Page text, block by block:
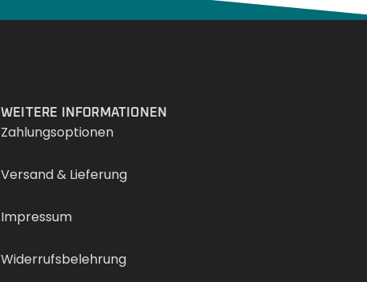
WEITERE INFORMATIONEN
Zahlungsoptionen
Versand & Lieferung
Impressum
Widerrufsbelehrung